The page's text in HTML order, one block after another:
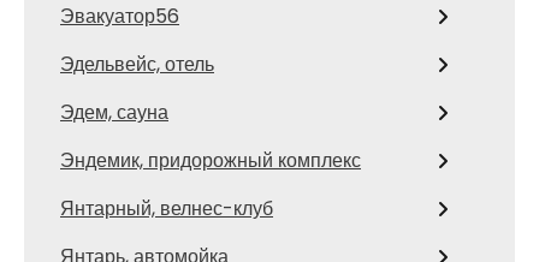
Эвакуатор56
Эдельвейс, отель
Эдем, сауна
Эндемик, придорожный комплекс
Янтарный, велнес-клуб
Янтарь, автомойка